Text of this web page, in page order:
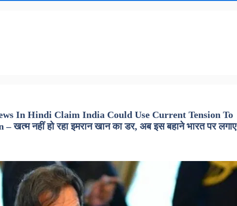
In Hindi Claim India Could Use Current Tension To
नहीं हो रहा इमरान खान का डर, अब इस बहाने भारत पर लगाए